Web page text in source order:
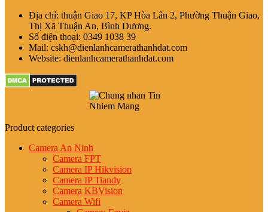
Địa chỉ: thuận Giao 17, KP Hòa Lân 2, Phường Thuận Giao,
Thị Xã Thuận An, Bình Dương.
Số điện thoại: 0349 1038 39
Mail: cskh@dienlanhcamerathanhdat.com
Website: dienlanhcamerathanhdat.com
Product categories
Camera An Ninh
Camera FPT
Camera IP Hikvision
Camera IP Tiandy
Camera KBVision
Camera Wifi